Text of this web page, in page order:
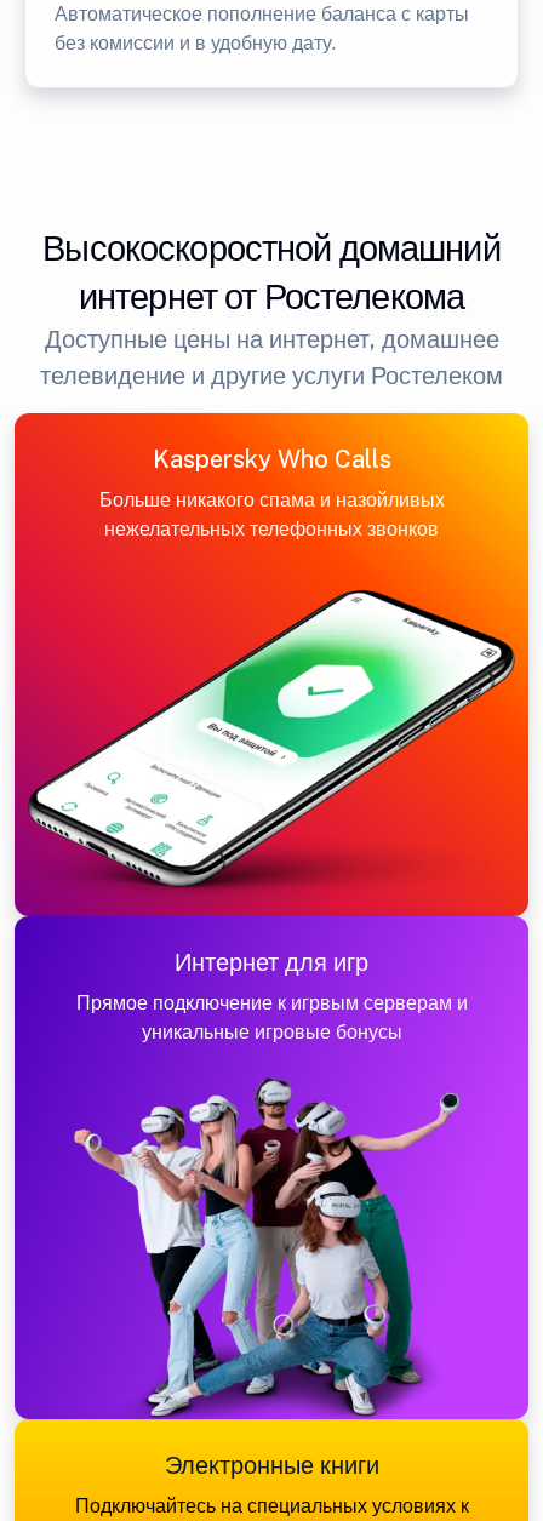
Автоматическое пополнение баланса с карты
без комиссии и в удобную дату.
Высокоскоростной домашний
интернет от Ростелекома
Доступные цены на интернет, домашнее
телевидение и другие услуги Ростелеком
Kaspersky Who Calls
Больше никакого спама и назойливых
нежелательных телефонных звонков
Интернет для игр
Прямое подключение к игрвым серверам и
уникальные игровые бонусы
Электронные книги
Подключайтесь на специальных условиях к